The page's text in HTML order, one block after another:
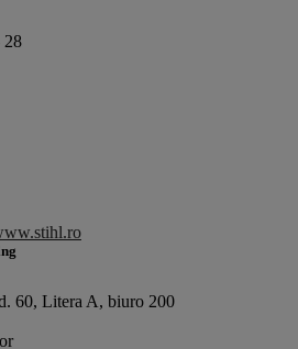
28
60, Litera A, biuro 200